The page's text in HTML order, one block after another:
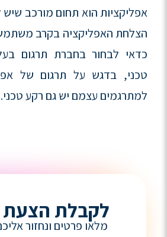
אפליקציות הוא תחום מורכב
הצלחת האפליקציה בקרב
כדאי לבחור בחברת תרגום
טכני, בדגש על תרגום של
למתרגמים עצמם יש גם רקע טכני.
לקבלת הצעת
מלאו פרטים ונחזור